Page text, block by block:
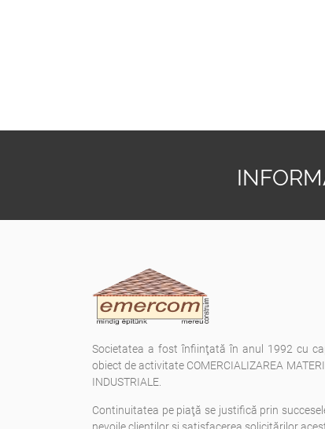
Societatea a fost înfiinţată în anul 1992 cu
obiect de activitate COMERCIALIZAREA
INDUSTRIALE.
Continuitatea pe piaţă se justifică prin
nevoile clienţilor şi satisfacerea solicitărilor